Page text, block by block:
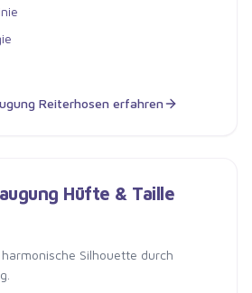
Reiterhosen erfahren
Hüfte & Taille
Silhouette durch